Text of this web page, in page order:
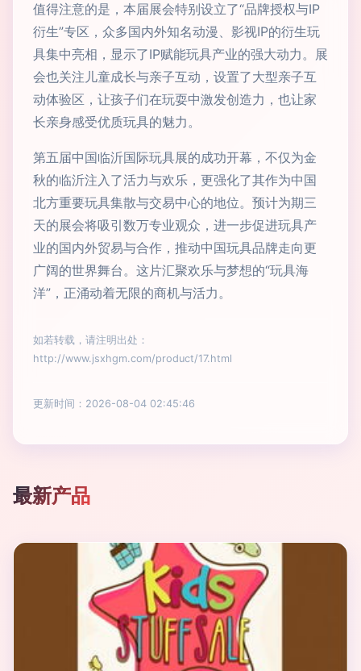
值得注意的是，本届展会特别设立了“品牌授权与IP
衍生”专区，众多国内外知名动漫、影视IP的衍生玩
具集中亮相，显示了IP赋能玩具产业的强大动力。展
会也关注儿童成长与亲子互动，设置了大型亲子互
动体验区，让孩子们在玩耍中激发创造力，也让家
长亲身感受优质玩具的魅力。
第五届中国临沂国际玩具展的成功开幕，不仅为金
秋的临沂注入了活力与欢乐，更强化了其作为中国
北方重要玩具集散与交易中心的地位。预计为期三
天的展会将吸引数万专业观众，进一步促进玩具产
业的国内外贸易与合作，推动中国玩具品牌走向更
广阔的世界舞台。这片汇聚欢乐与梦想的“玩具海
洋”，正涌动着无限的商机与活力。
如若转载，请注明出处：
http://www.jsxhgm.com/product/17.html
更新时间：2026-08-04 02:45:46
最新产品